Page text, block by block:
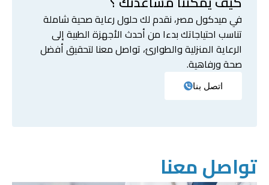
في ميدكول مصر، نقدم لك حلول رعاية صحية شاملة
تناسب احتياجاتك بدءا من أحدث الأجهزة الطبية إلى
الرعاية المنزلية والطوارئ، تواصل معنا لتحقيق أفضل
صحة ورفاهية.
اتصل بنا
تواصل معنا